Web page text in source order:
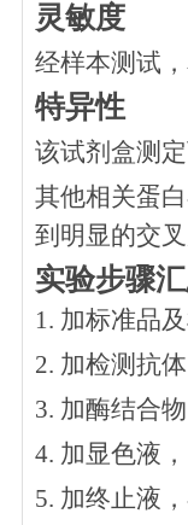
灵敏度
经样本测试
特异性
该试剂盒测
其他相关蛋
到明显的交
实验步骤
1. 加标准品
2. 加检测抗
3. 加酶结合
4. 加显色液
5. 加终止液